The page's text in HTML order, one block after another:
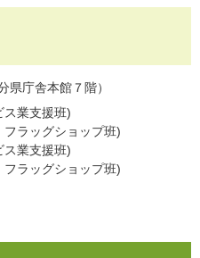
県庁舎本館７階）
ス業支援班
フラッグショップ班
ス業支援班
フラッグショップ班